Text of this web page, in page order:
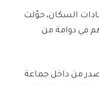
السكان، حوّلت
في دوامة من
من داخل جماعة